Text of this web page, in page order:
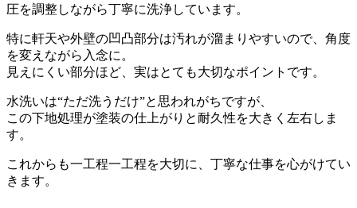
圧を調整しながら丁寧に洗浄しています。
特に軒天や外壁の凹凸部分は汚れが溜まりやすいので、角度
を変えながら入念に。
見えにくい部分ほど、実はとても大切なポイントです。
水洗いは“ただ洗うだけ”と思われがちですが、
この下地処理が塗装の仕上がりと耐久性を大きく左右しま
す。
これからも一工程一工程を大切に、丁寧な仕事を心がけてい
きます。